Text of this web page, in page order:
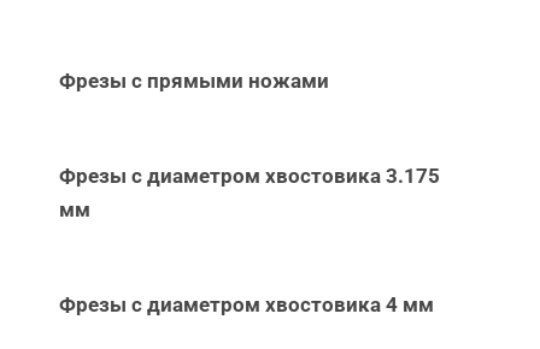
Фрезы с прямыми ножами
Фрезы с диаметром хвостовика 3.175
мм
Фрезы с диаметром хвостовика 4 мм